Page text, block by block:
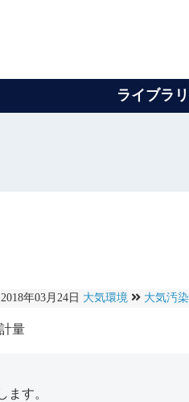
ライブラリ
年03月24日 大気環境 大気汚染
計量
ます。